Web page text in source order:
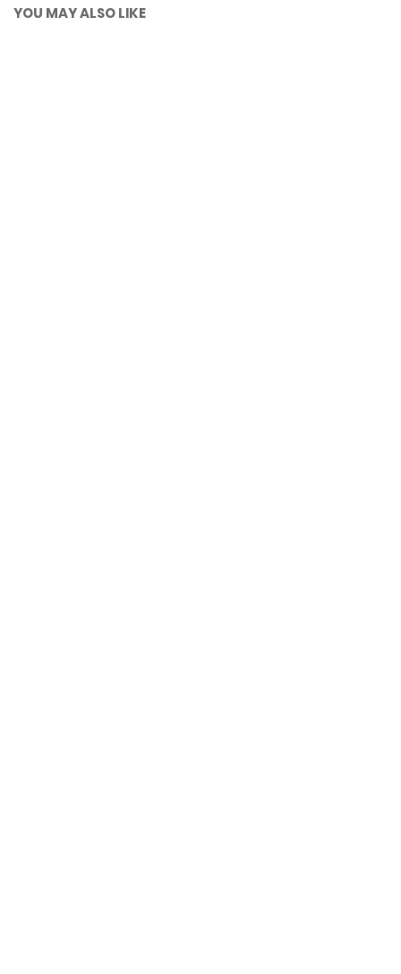
YOU MAY ALSO LIKE